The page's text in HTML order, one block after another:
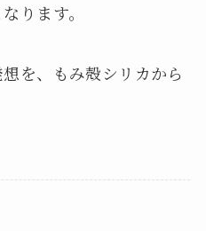
ります。
を、もみ殻シリカから